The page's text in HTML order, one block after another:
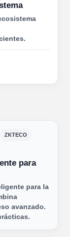
ZKTECO
para
para la
avanzado.